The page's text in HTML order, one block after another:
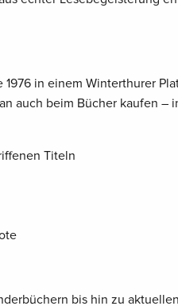
in einem Winterthurer
auch beim Bücher kaufen –
Titeln
bis hin zu